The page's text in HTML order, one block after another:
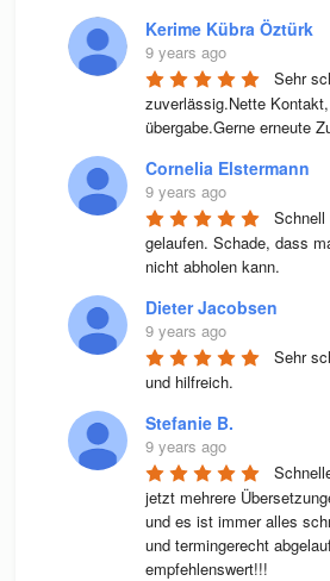
Kerime Kübra Öztürk
9 years ago
Sehr
zuverlässig.Nette
übergabe.Gerne erneute
Cornelia Elstermann
9 years ago
Schnell
gelaufen. Schade, dass
nicht abholen kann.
Dieter Jacobsen
9 years ago
Sehr
und hilfreich.
Stefanie B.
9 years ago
jetzt mehrere
und es ist immer alles
und termingerecht
empfehlenswert!!!